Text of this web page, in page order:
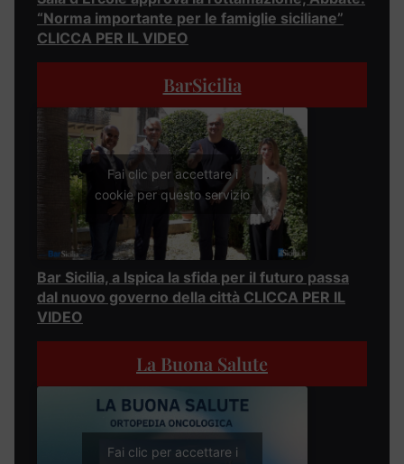
“Norma importante per le famiglie siciliane”
CLICCA PER IL VIDEO
BarSicilia
Fai clic per accettare i
cookie per questo servizio
Bar Sicilia, a Ispica la sfida per il futuro passa
dal nuovo governo della città CLICCA PER IL
VIDEO
La Buona Salute
Fai clic per accettare i